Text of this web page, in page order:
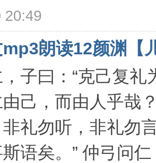
20:49
朗读12颜渊【
子曰：“克己复
己，而由人乎哉
礼勿听，非礼勿
语矣。” 仲弓问仁